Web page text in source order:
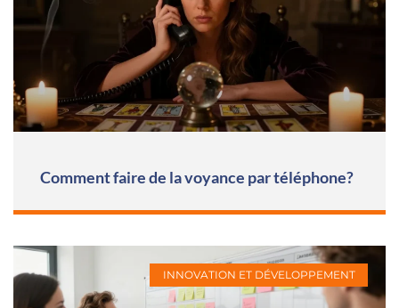
Comment faire de la voyance par téléphone?
INNOVATION ET DÉVELOPPEMENT